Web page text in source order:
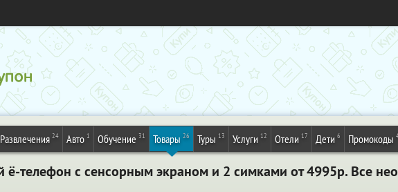
Развлечения 24 Авто 1 Обучение 31 Товары 26 Туры 13 Услуги 12 Отели 17 Дети 6 Промокоды
ё-телефон с сенсорным экраном и 2 симками от 4995р. Все